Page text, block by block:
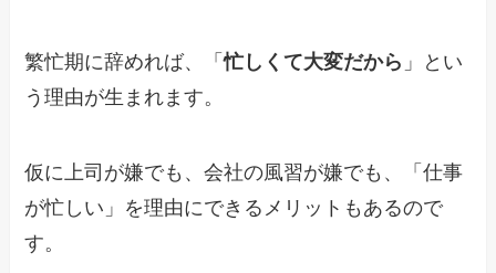
繁忙期に辞めれば、「忙しくて大変だから 」とい
う理由が生まれます。
仮に上司が嫌でも、会社の風習が嫌でも、「仕事
が忙しい」を理由にできるメリットもあるので
す。